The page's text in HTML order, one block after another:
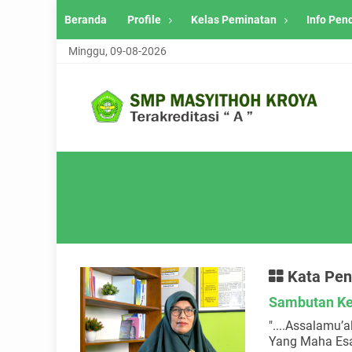
Beranda Profile Kelas Peminatan Info
Minggu, 09-08-2026
Kata
Sambutan
Yang Maha